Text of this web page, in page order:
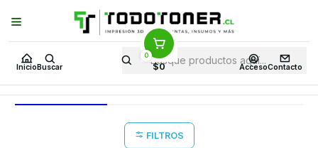
Inicio Buscar
0
$0 AccesoContacto
Puedes Elegir: Comprar enTienda· Despachoa Todo Chile · Retiro en
Tienda en24 Horas
Inicio Toner y tambor Toner Alternativo HP Equipos HP M553n
M553n
FILTROS